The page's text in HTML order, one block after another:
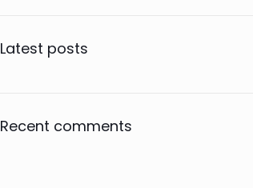
Latest posts
Recent comments